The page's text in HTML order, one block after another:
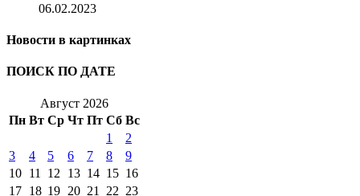
06.02.2023
Новости в картинках
ПОИСК ПО ДАТЕ
Август 2026
Пн Вт Ср Чт Пт Сб Вс
1
2
3
4 5 6 7 8
9
10 11 12 13 14 15 16
17 18 19 20 21 22 23